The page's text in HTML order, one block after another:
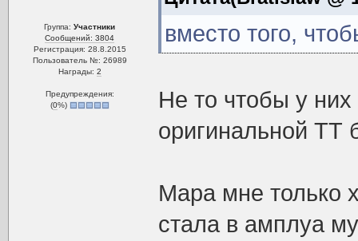
Группа:Участники
Сообщений: 3804
Регистрация: 28.8.2015
Пользователь №: 26989
Награды: 2
Предупреждения:
(0%)
вместо того,
Не то чтобы у
оригинальной ТТ
Мара мне только
стала в амплуа